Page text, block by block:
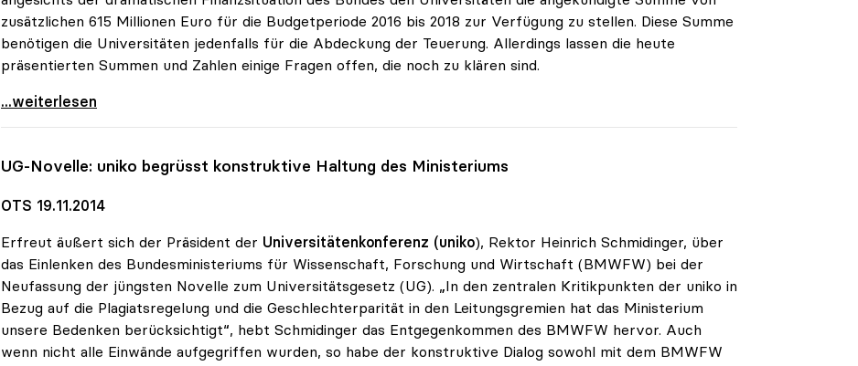
zusätzlichen 615 Millionen Euro für die Budgetperiode 2016 bis 2018 zur Verfügung zu stellen. Diese Summe
benötigen die Universitäten jedenfalls für die Abdeckung der Teuerung. Allerdings lassen die heute
präsentierten Summen und Zahlen einige Fragen offen, die noch zu klären sind.
Schmidinger zu Uni-Budget: Steigerung
...weiterlesen
UG-Novelle: uniko begrüsst konstruktive Haltung des Ministeriums
OTS 19.11.2014
Erfreut äußert sich der Präsident der Universitätenkonferenz (uniko), Rektor Heinrich Schmidinger, über
das Einlenken des Bundesministeriums für Wissenschaft, Forschung und Wirtschaft (BMWFW) bei der
Neufassung der jüngsten Novelle zum Universitätsgesetz (UG). „In den zentralen Kritikpunkten der uniko in
Bezug auf die Plagiatsregelung und die Geschlechterparität in den Leitungsgremien hat das Ministerium
unsere Bedenken berücksichtigt“, hebt Schmidinger das Entgegenkommen des BMWFW hervor. Auch
wenn nicht alle Einwände aufgegriffen wurden, so habe der konstruktive Dialog sowohl mit dem BMWFW